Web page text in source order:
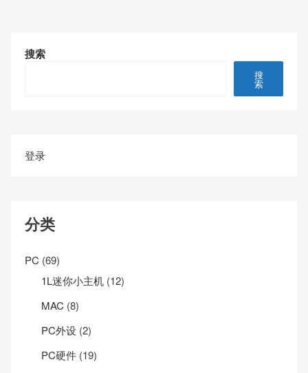
搜索
搜
索
登录
分类
PC (69)
1L迷你小主机 (12)
MAC (8)
PC外设 (2)
PC硬件 (19)